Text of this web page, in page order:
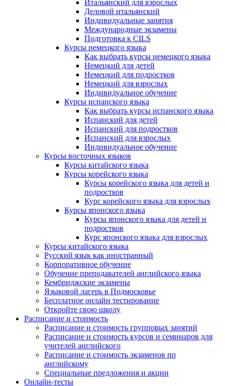
Итальянский для взрослых
Деловой итальянский
Индивидуальные занятия
Международные экзамены
Подготовка к CILS
Курсы немецкого языка
Как выбрать курсы немецкого языка
Немецкий для детей
Немецкий для подростков
Немецкий для взрослых
Индивидуальное обучение
Курсы испанского языка
Как выбрать курсы испанского языка
Испанский для детей
Испанский для подростков
Испанский для взрослых
Индивидуальное обучение
Курсы восточных языков
Курсы китайского языка
Курсы корейского языка
Курсы корейского языка для детей и
подростков
Курс корейского языка для взрослых
Курсы японского языка
Курсы японского языка для детей и
подростков
Курс японского языка для взрослых
Курсы китайского языка
Русский язык как иностранный
Корпоративное обучение
Обучение преподавателей английского языка
Кембриджские экзамены
Языковой лагерь в Подмосковье
Бесплатное онлайн тестирование
Откройте свою школу
Расписание и стоимость
Расписание и стоимость групповых занятий
Расписание и стоимость курсов и семинаров для
учителей английского
Расписание и стоимость экзаменов по
английскому
Специальные предложения и акции
Онлайн-тесты